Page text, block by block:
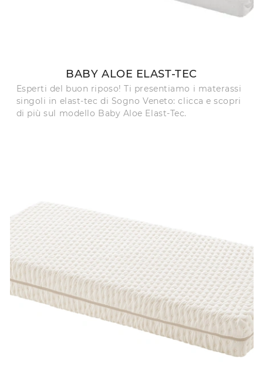
BABY ALOE ELAST-TEC
Esperti del buon riposo! Ti presentiamo i materassi
singoli in elast-tec di Sogno Veneto: clicca e scopri
di più sul modello Baby Aloe Elast-Tec.